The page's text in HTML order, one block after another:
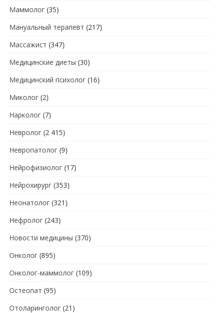
Маммолог (35)
Мануальный терапевт (217)
Массажист (347)
Медицинские диеты (30)
Медицинский психолог (16)
Миколог (2)
Нарколог (7)
Невролог (2 415)
Невропатолог (9)
Нейрофизиолог (17)
Нейрохирург (353)
Неонатолог (321)
Нефролог (243)
Новости медицины (370)
Онколог (895)
Онколог-маммолог (109)
Остеопат (95)
Отоларинголог (21)